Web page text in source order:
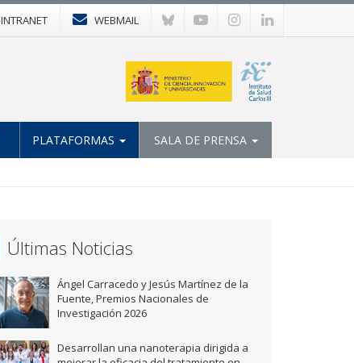
INTRANET WEBMAIL
PLATAFORMAS SALA DE PRENSA
Últimas Noticias
Ángel Carracedo y Jesús Martínez de la
Fuente, Premios Nacionales de
Investigación 2026
Desarrollan una nanoterapia dirigida a